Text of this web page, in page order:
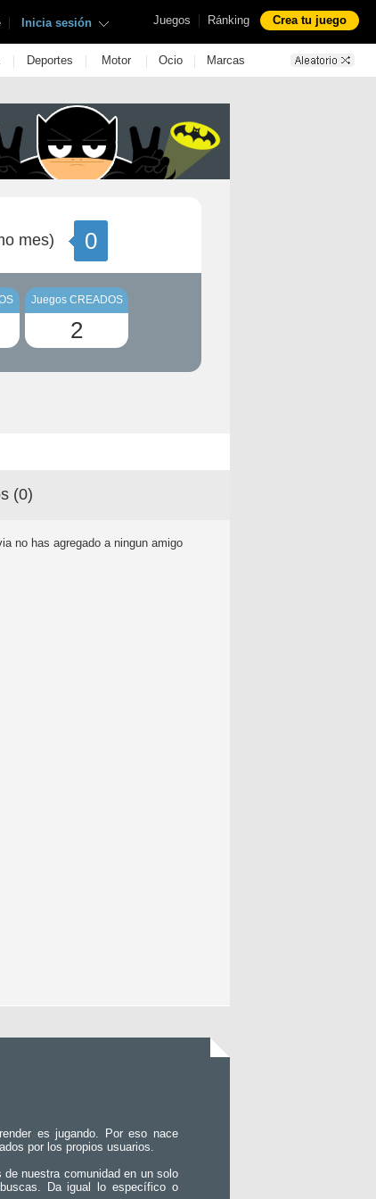
Juegos | Ránking Crea tu juego
| Inicia sesión
| Deportes | Motor | Ocio | Marcas
mes) 0
Juegos CREADOS
2
(0)
no has agregado a ningun amigo
es jugando. Por eso nace
por los propios usuarios.
nuestra comunidad en un solo
Da igual lo específico o